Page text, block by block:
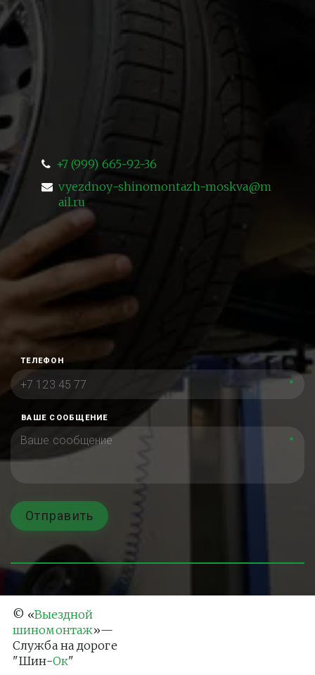
+7 (999) 665-92-36
vyezdnoy-shinomontazh-moskva@m
ail.ru
ТЕЛЕФОН
*
ВАШЕ СООБЩЕНИЕ
*
Отправить
© «Выездной
шиномонтаж»—
Служба на дороге
"Шин-Ок"